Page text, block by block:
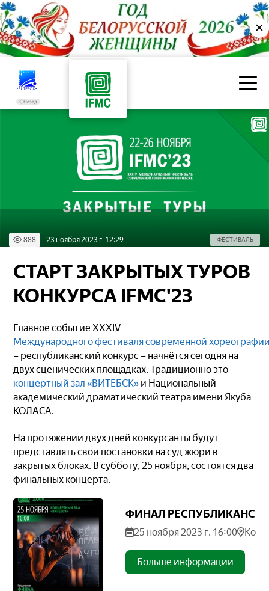
✕
Назад
888 23 ноября 2023 г. 12:29 ФЕСТИВАЛЬ
СТАРТ ЗАКРЫТЫХ ТУРОВ
КОНКУРСА IFMC'23
Главное событие XXXIV
Международного фестиваля современной
– республиканский конкурс – начнётся сегодня на
двух сценических площадках. Традиционно это
концертный зал «ВИТЕБСК» и Национальный
академический драматический театра имени Якуба
КОЛАСА.
На протяжении двух дней конкурсанты будут
представлять свои постановки на суд жюри в
закрытых блоках. В субботу, 25 ноября, состоятся два
финальных концерта.
ФИНАЛ
25 ноября 2023 г. 16:00
Больше информации